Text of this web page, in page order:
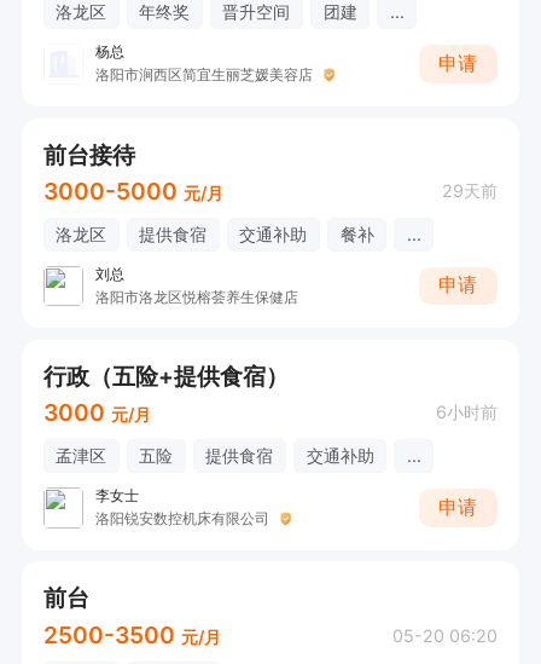
洛龙区 年终奖 晋升空间 团建 ...
杨总
洛阳市涧西区简宜生丽芝媛美容店
申请
前台接待
3000-5000 元/月 29天前
洛龙区 提供食宿 交通补助 餐补 ...
刘总
洛阳市洛龙区悦榕荟养生保健店
申请
行政（五险+提供食宿）
3000 元/月 6小时前
孟津区 五险 提供食宿 交通补助 ...
李女士
洛阳锐安数控机床有限公司
申请
前台
2500-3500 元/月 05-20 06:20